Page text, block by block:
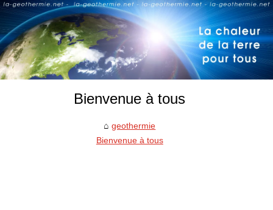
Bienvenue à tous
geothermie
Bienvenue à tous